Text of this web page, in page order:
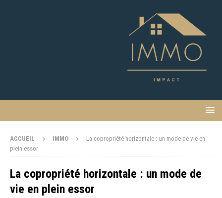
ACCUEIL IMMO
La copropriété horizontale : un mode de vie en
plein essor
La copropriété horizontale : un mode de
vie en plein essor